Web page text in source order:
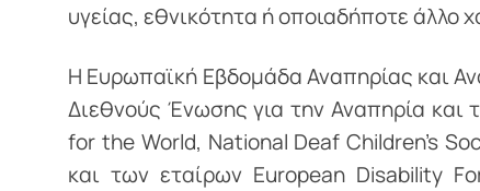
υγείας, εθνικότητα ή οποιαδήποτε άλλο
Η Ευρωπαϊκή Εβδομάδα Αναπηρίας και
Διεθνούς Ένωσης για την Αναπηρία και
for the World, National Deaf Children’s
και των εταίρων European Disability